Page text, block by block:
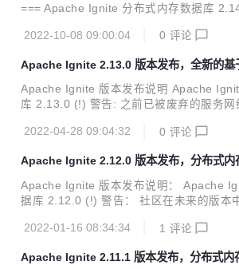
=== Apache Ignite 分布式内存数据库
OCAL模式； * 删除了scalar模块。 Ignite:
索引重建的命令； * 瘦客户端的分区感知
映射函数的支持； * 新增了快照创建操作
JMX新增了获取快照状态的命...
2022-10-08 09:00:04 0 评论
Apache Ignite 2.13.0 版本发布，全新的基
SQL 引擎
Apache Ignite 版本发布说明 Apache
库 2.13.0 (!) 警告: 之前已被废弃的服务网
照文件的速率； 启动时新增CDC硬链接检
程中新增JMX的管理接口和指标输出； 新
维护任务； 新增SNAPSHOT系统视图来
增ServiceCallContext，在服务调用时可以
数； 新增一个选项，使用control.sh...
2022-04-28 09:04:32 0 评论
Apache Ignite 2.12.0 版本发布，分布式内
Apache Ignite 版本发布说明： Apache
据库 2.12.0 (!) 警告： 社区在未来的版本
CTIONAL_SNAPSHOT、
nListener和
2022-01-16 08:34:34 1 评论
Apache Ignite 2.11.1 版本发布，分布式内